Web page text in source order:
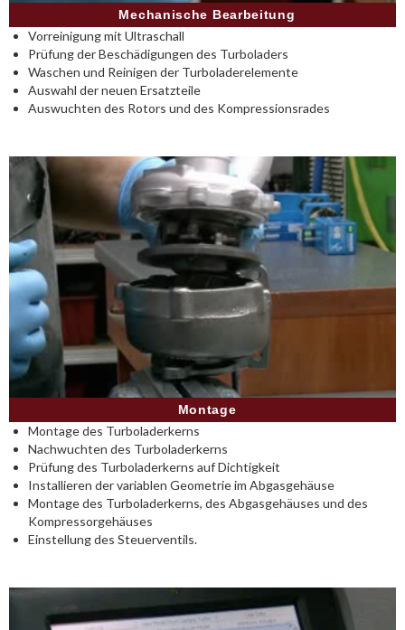
Mechanische Bearbeitung
Vorreinigung mit Ultraschall
Prüfung der Beschädigungen des Turboladers
Waschen und Reinigen der Turboladerelemente
Auswahl der neuen Ersatzteile
Auswuchten des Rotors und des Kompressionsrades
Montage
Montage des Turboladerkerns
Nachwuchten des Turboladerkerns
Prüfung des Turboladerkerns auf Dichtigkeit
Installieren der variablen Geometrie im Abgasgehäuse
Montage des Turboladerkerns, des Abgasgehäuses und des
Kompressorgehäuses
Einstellung des Steuerventils.